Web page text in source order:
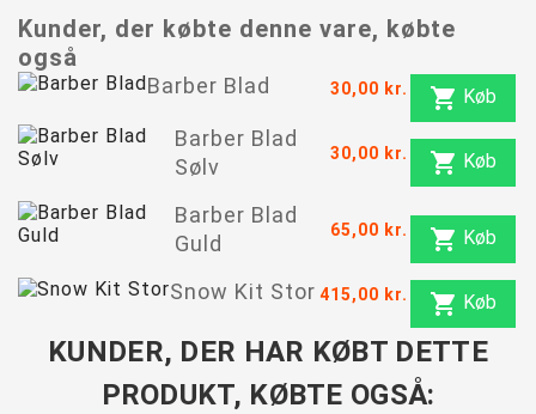
Kunder, der købte denne vare, købte
også
Barber Blad 30,00 kr.  Køb
Barber Blad
Sølv
30,00 kr.  Køb
Barber Blad
Guld
65,00 kr.  Køb
Snow Kit Stor 415,00 kr.  Køb
KUNDER, DER HAR KØBT DETTE
PRODUKT, KØBTE OGSÅ: